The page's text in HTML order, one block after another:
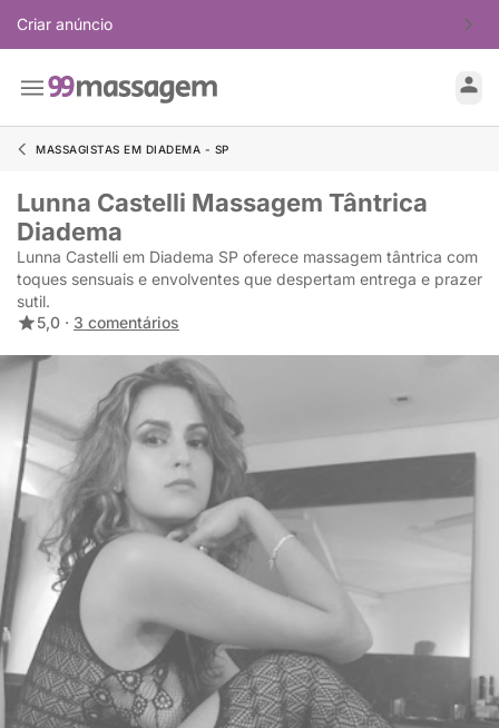
Criar anúncio
MASSAGISTAS EM DIADEMA - SP
Lunna Castelli Massagem Tântrica
Diadema
Lunna Castelli em Diadema SP oferece massagem tântrica com
toques sensuais e envolventes que despertam entrega e prazer
sutil.
5,0 · 3 comentários